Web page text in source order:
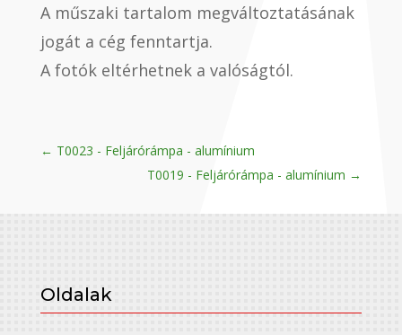
A műszaki tartalom megváltoztatásának
jogát a cég fenntartja.
A fotók eltérhetnek a valóságtól.
← T0023 - Feljárórámpa - alumínium
T0019 - Feljárórámpa - alumínium →
Oldalak